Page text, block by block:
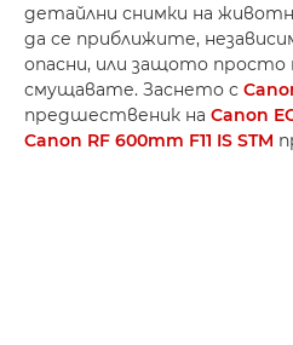
детайлни снимки на
да се приближите,
опасни, или защото просто
смущавате. Заснето с
предшественик на Canon
Canon RF 600mm F11 IS STM